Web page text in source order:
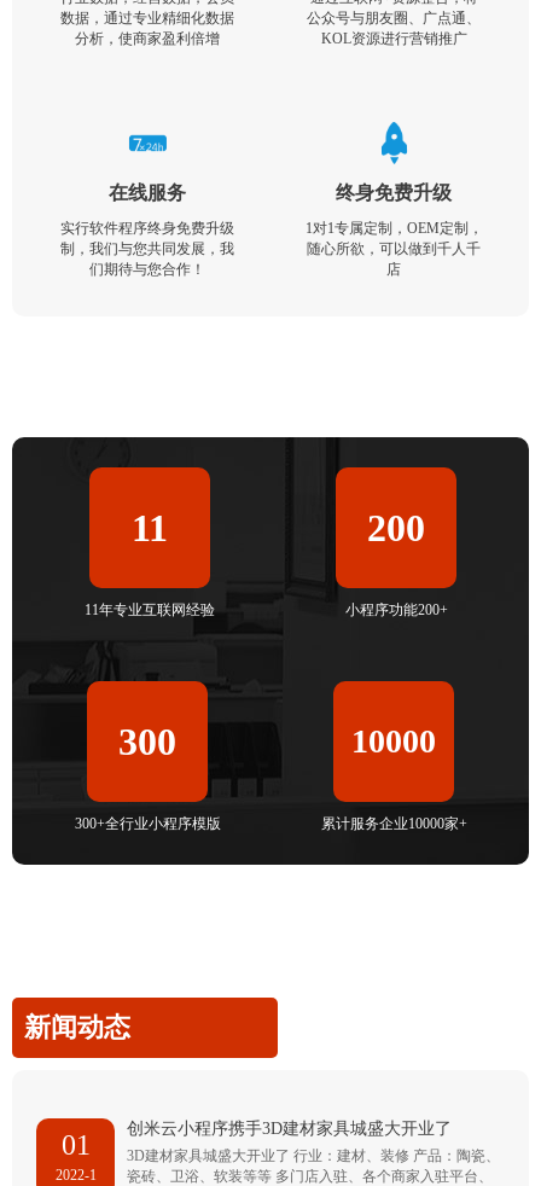
数据，通过专业精细化数据
分析，使商家盈利倍增
公众号与朋友圈、广点通、
KOL资源进行营销推广
在线服务
实行软件程序终身免费升级
制，我们与您共同发展，我
们期待与您合作！
终身免费升级
1对1专属定制，OEM定制，
随心所欲，可以做到千人千
店
11
11年专业互联网经验
200
小程序功能200+
300
300+全行业小程序模版
10000
累计服务企业10000家+
新闻动态
01
2022-1
创米云小程序携手3D建材家具城盛大开业了
3D建材家具城盛大开业了 行业：建材、装修 产品：陶瓷、
瓷砖、卫浴、软装等等 多门店入驻、各个商家入驻平台、